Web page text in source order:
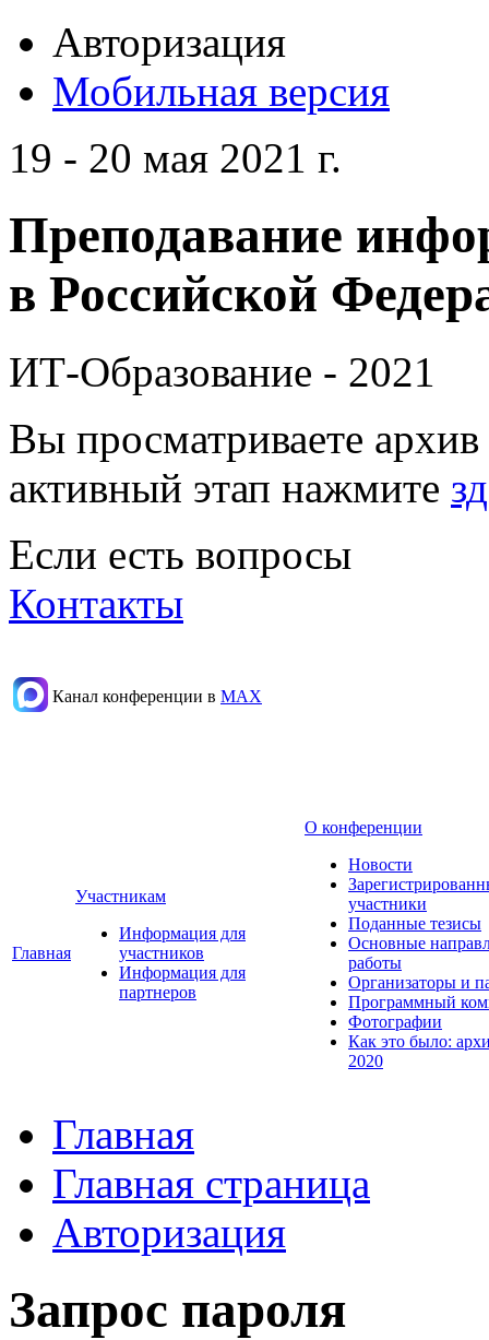
Авторизация
Мобильная версия
19 - 20 мая 2021 г.
Преподавание
в Российской
ИТ-Образование - 2021
Вы просматриваете
активный этап нажмите
Если есть вопросы
Контакты
Канал конференции в МАХ
Главная
Участникам
Информация для
участников
Информация для
партнеров
О конференции
Новости
участники
Поданные тезисы
Основные
работы
Организаторы и
Программный
Фотографии
Как это было:
2020
Главная
Главная страница
Авторизация
Запрос пароля